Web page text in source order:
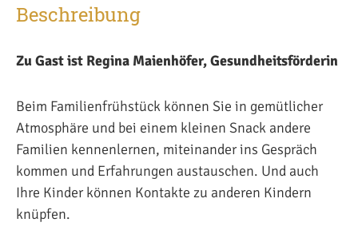
Beschreibung
Zu Gast ist Regina Maienhöfer, Gesundheitsförderin
Beim Familienfrühstück können Sie in gemütlicher
Atmosphäre und bei einem kleinen Snack andere
Familien kennenlernen, miteinander ins Gespräch
kommen und Erfahrungen austauschen. Und auch
Ihre Kinder können Kontakte zu anderen Kindern
knüpfen.